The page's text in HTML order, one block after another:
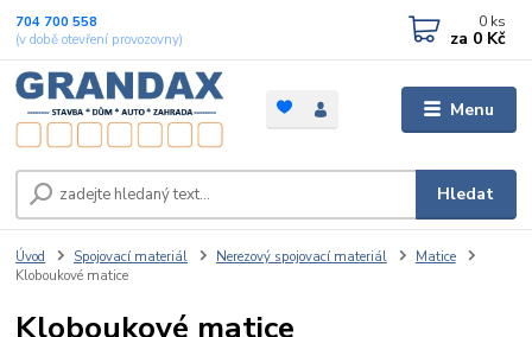
Menu
Hledat
704 700 558
(v době otevření provozovny)
0 ks
za 0 Kč
Úvod Spojovací materiál Nerezový spojovací materiál
Matice
Kloboukové matice
Kloboukové matice